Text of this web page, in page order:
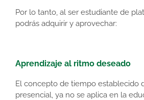
Por lo tanto, al ser estudiante de
podrás adquirir y aprovechar:
Aprendizaje al ritmo deseado
El concepto de tiempo establecido
presencial, ya no se aplica en la